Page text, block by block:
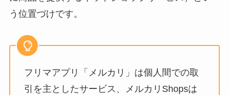
う位置づけです。
フリマアプリ「メルカリ」は個人間での取
引を主としたサービス、メルカリShopsは